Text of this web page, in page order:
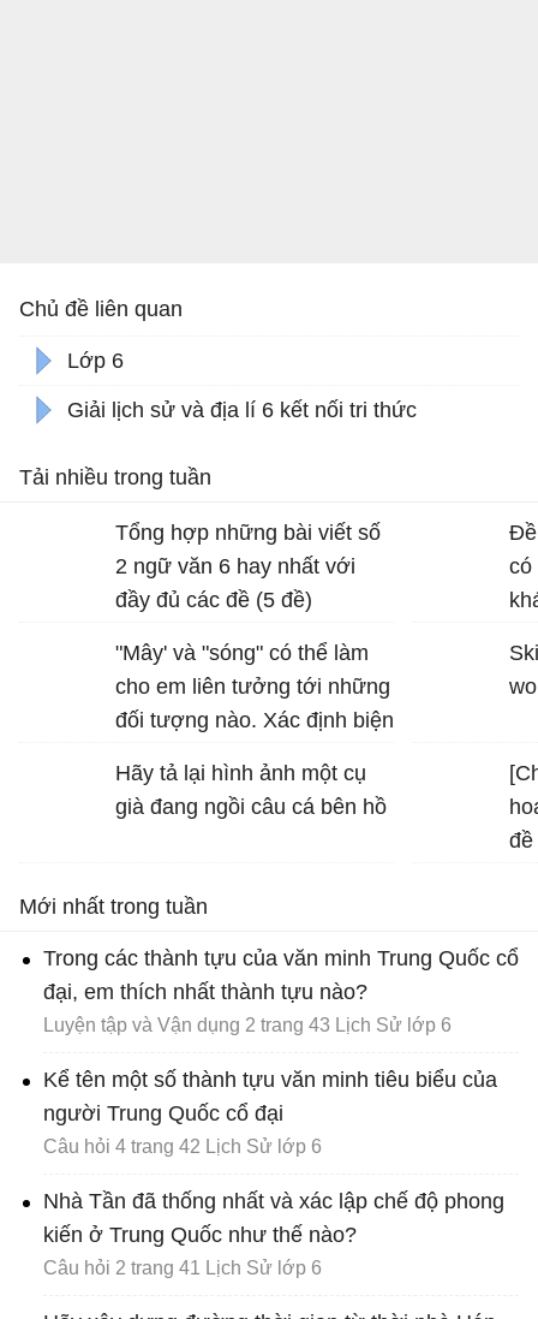
Chủ đề liên quan
Lớp 6
Giải lịch sử và địa lí 6 kết nối tri thức
Tải nhiều trong tuần
Tổng hợp những bài viết số
2 ngữ văn 6 hay nhất với
đầy đủ các đề (5 đề)
"Mây' và "sóng" có thể làm
cho em liên tưởng tới những
đối tượng nào. Xác định biện
trong hình ảnh "bình minh
vàng", "vầng trăng bạc" và
Hãy tả lại hình ảnh một cụ
già đang ngồi câu cá bên hồ
Đề
có
đề
Mới nhất trong tuần
Trong các thành tựu của văn minh Trung Quốc cổ
đại, em thích nhất thành tựu nào?
Luyện tập và Vận dụng 2 trang 43 Lịch Sử lớp 6
Kể tên một số thành tựu văn minh tiêu biểu của
người Trung Quốc cổ đại
Câu hỏi 4 trang 42 Lịch Sử lớp 6
Nhà Tần đã thống nhất và xác lập chế độ phong
kiến ở Trung Quốc như thế nào?
Câu hỏi 2 trang 41 Lịch Sử lớp 6